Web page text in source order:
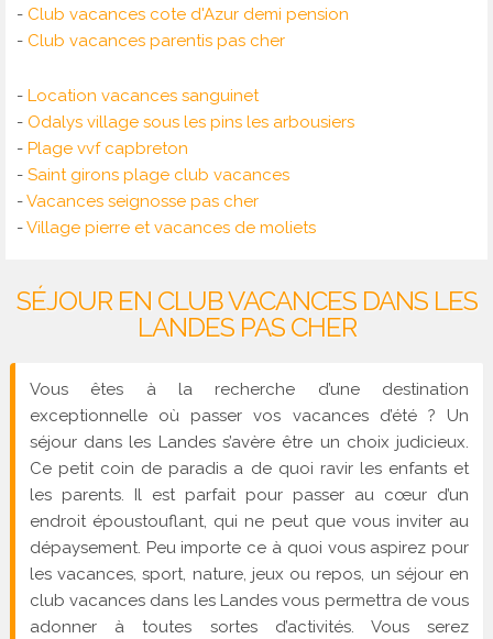
- Club vacances cote d'Azur demi pension
- Club vacances parentis pas cher
- Location vacances sanguinet
- Odalys village sous les pins les arbousiers
- Plage vvf capbreton
- Saint girons plage club vacances
-Vacances seignosse pas cher
-Village pierre et vacances de moliets
SÉJOUR EN CLUB VACANCES DANS LES
LANDES PAS CHER
Vous êtes à la recherche d’une destination
exceptionnelle où passer vos vacances d’été ? Un
séjour dans les Landes s’avère être un choix judicieux.
Ce petit coin de paradis a de quoi ravir les enfants et
les parents. Il est parfait pour passer au cœur d’un
endroit époustouflant, qui ne peut que vous inviter au
dépaysement. Peu importe ce à quoi vous aspirez pour
les vacances, sport, nature, jeux ou repos, un séjour en
club vacances dans les Landes vous permettra de vous
adonner à toutes sortes d’activités. Vous serez